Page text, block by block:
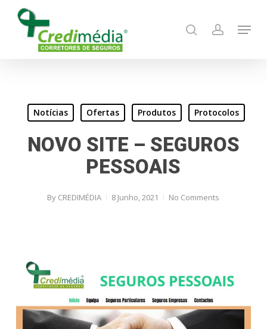
search account
Menu
Notícias Ofertas Produtos Protocolos
NOVO SITE – SEGUROS
PESSOAIS
By CREDIMÉDIA 8 Junho, 2021 No Comments